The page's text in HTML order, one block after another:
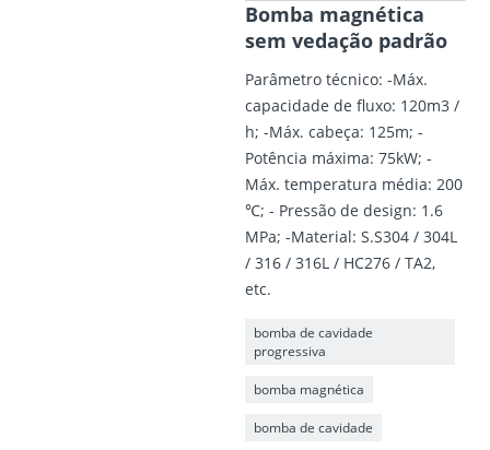
Bomba magnética
sem vedação padrão
Parâmetro técnico: -Máx.
capacidade de fluxo: 120m3 /
h; -Máx. cabeça: 125m; -
Potência máxima: 75kW; -
Máx. temperatura média: 200
℃; - Pressão de design: 1.6
MPa; -Material: S.S304 / 304L
/ 316 / 316L / HC276 / TA2,
etc.
bomba de cavidade
progressiva
bomba magnética
bomba de cavidade